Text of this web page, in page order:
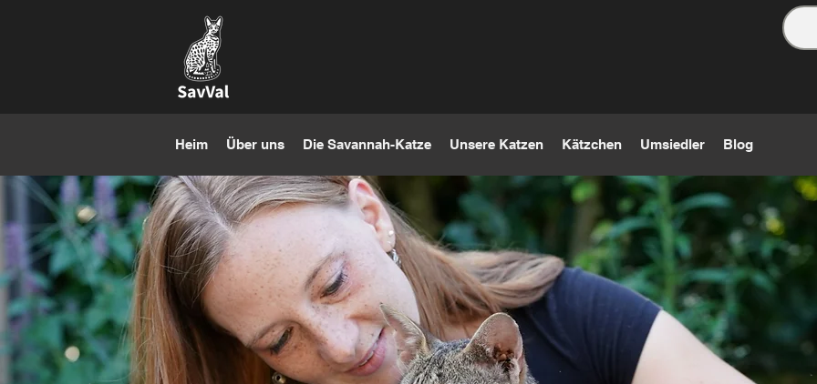
Heim Über uns Die Savannah-Katze Unsere Katzen Kätzchen Umsiedler Blog